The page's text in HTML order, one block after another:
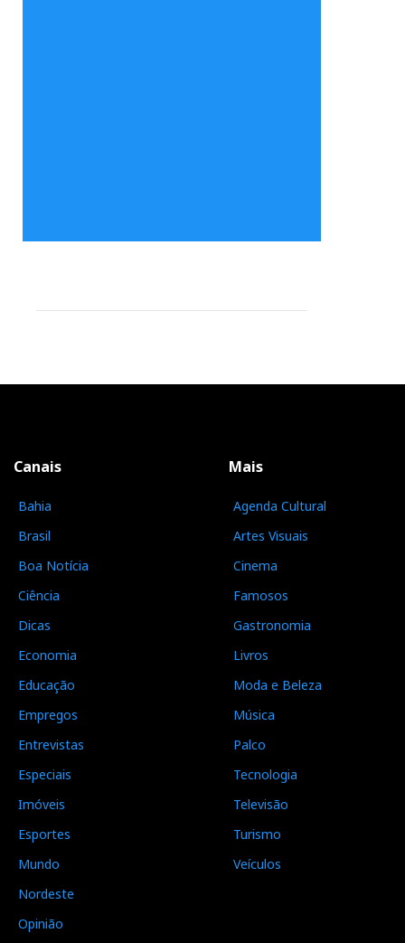
Canais
Bahia
Brasil
Boa Notícia
Ciência
Dicas
Economia
Educação
Empregos
Entrevistas
Especiais
Imóveis
Esportes
Mundo
Nordeste
Opinião
Mais
Agenda Cultural
Artes Visuais
Cinema
Famosos
Gastronomia
Livros
Moda e Beleza
Música
Palco
Tecnologia
Televisão
Turismo
Veículos